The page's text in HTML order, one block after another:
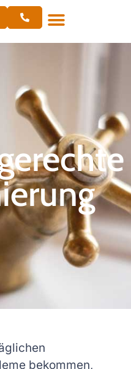
bekommen,